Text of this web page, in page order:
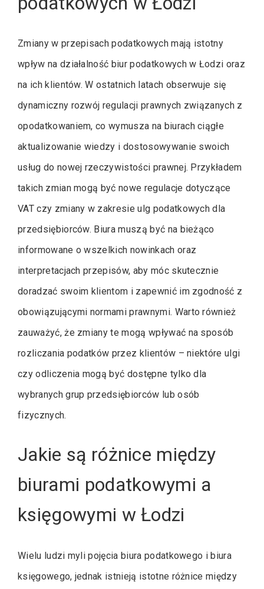
Zmiany w przepisach podatkowych mają istotny
wpływ na działalność biur podatkowych w Łodzi oraz
na ich klientów. W ostatnich latach obserwuje się
dynamiczny rozwój regulacji prawnych związanych z
opodatkowaniem, co wymusza na biurach ciągłe
aktualizowanie wiedzy i dostosowywanie swoich
usług do nowej rzeczywistości prawnej. Przykładem
takich zmian mogą być nowe regulacje dotyczące
VAT czy zmiany w zakresie ulg podatkowych dla
przedsiębiorców. Biura muszą być na bieżąco
informowane o wszelkich nowinkach oraz
interpretacjach przepisów, aby móc skutecznie
doradzać swoim klientom i zapewnić im zgodność z
obowiązującymi normami prawnymi. Warto również
zauważyć, że zmiany te mogą wpływać na sposób
rozliczania podatków przez klientów – niektóre ulgi
czy odliczenia mogą być dostępne tylko dla
wybranych grup przedsiębiorców lub osób
fizycznych.
Jakie są różnice między
biurami podatkowymi a
księgowymi w Łodzi
Wielu ludzi myli pojęcia biura podatkowego i biura
księgowego, jednak istnieją istotne różnice między